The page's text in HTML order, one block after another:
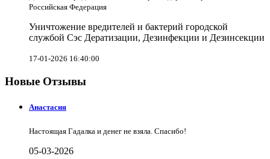
Российская Федерация
Уничтожение вредителей и бактерий городской
службой Сэс Дератизации, Дезинфекции и Дезинсекции
17-01-2026 16:40:00
Новые Отзывы
Анастасия
Настоящая Гадалка и денег не взяла. Спасибо!
05-03-2026